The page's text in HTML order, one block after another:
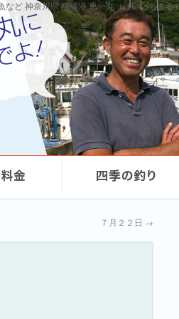
ど 神奈川県 福浦港 恵一丸（けいいちまる
７月２２日 →